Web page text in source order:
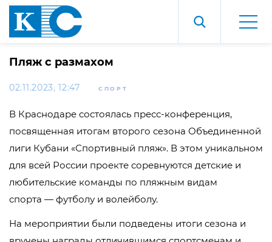
Пляж с размахом
02.11.2023, 12:47 СПОРТ
В Краснодаре состоялась пресс-конференция,
посвященная итогам второго сезона Объединенной
лиги Кубани «Спортивный пляж». В этом уникальном
для всей России проекте соревнуются детские и
любительские команды по пляжным видам
спорта — футболу и волейболу.
На мероприятии были подведены итоги сезона и